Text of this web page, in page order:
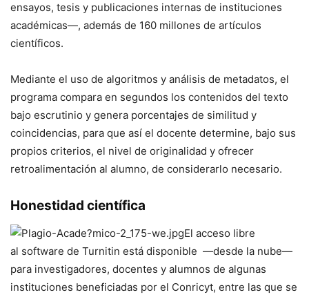
ensayos, tesis y publicaciones internas de instituciones
académicas—, además de 160 millones de artículos
científicos.
Mediante el uso de algoritmos y análisis de metadatos, el
programa compara en segundos los contenidos del texto
bajo escrutinio y genera porcentajes de similitud y
coincidencias, para que así el docente determine, bajo sus
propios criterios, el nivel de originalidad y ofrecer
retroalimentación al alumno, de considerarlo necesario.
Honestidad científica
El acceso libre
al software de Turnitin está disponible —desde la nube—
para investigadores, docentes y alumnos de algunas
instituciones beneficiadas por el Conricyt, entre las que se